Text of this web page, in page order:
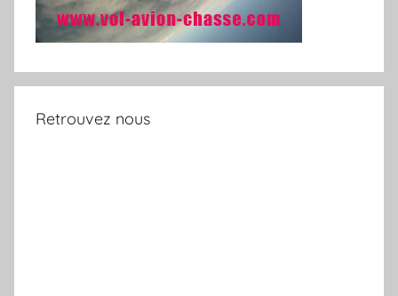
Retrouvez nous